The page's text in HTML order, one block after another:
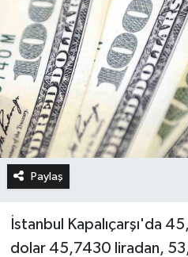
Paylaş
İstanbul Kapalıçarşı'da
dolar 45,7430 liradan,